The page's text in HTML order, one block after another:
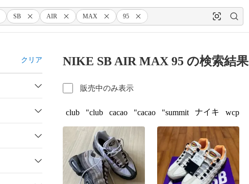
SB AIR MAX 95
クリア NIKE SB AIR MAX 95 の検索結果
販売中のみ表示
club "club cacao "cacao "summit ナイキ wcp